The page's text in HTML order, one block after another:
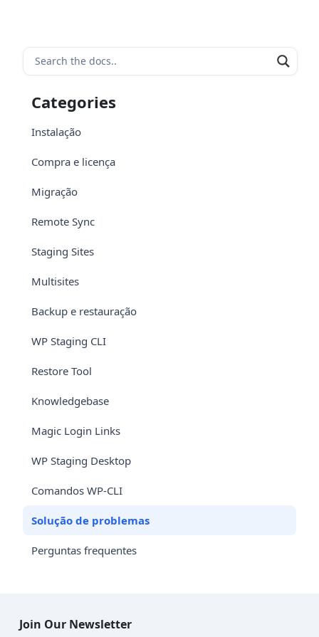
Categories
Instalação
Compra e licença
Migração
Remote Sync
Staging Sites
Multisites
Backup e restauração
WP Staging CLI
Restore Tool
Knowledgebase
Magic Login Links
WP Staging Desktop
Comandos WP-CLI
Solução de problemas
Perguntas frequentes
Join Our Newsletter